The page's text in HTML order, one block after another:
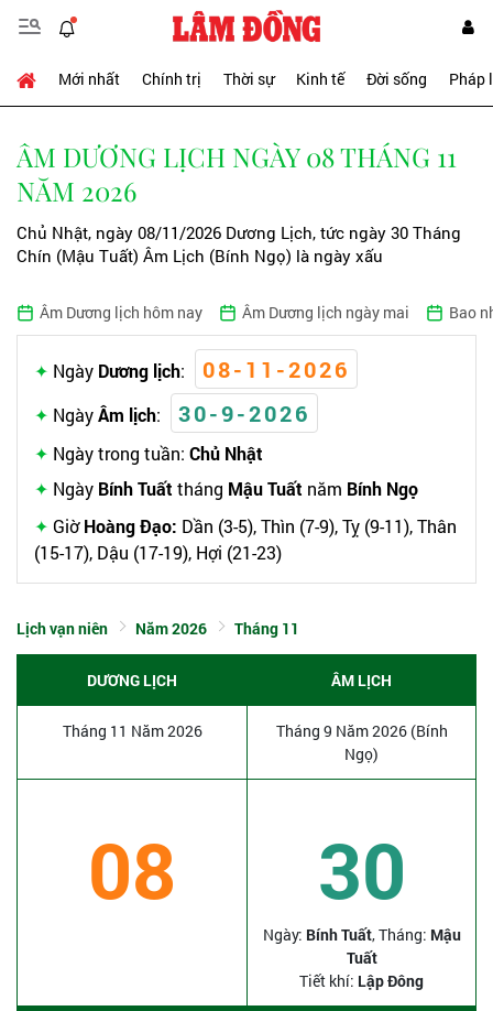
Mới nhất Chính trị Thời sự Kinh tế Đời sống Pháp
ÂM DƯƠNG LỊCH NGÀY 08 THÁNG 11
NĂM 2026
Chủ Nhật, ngày 08/11/2026 Dương Lịch, tức ngày 30 Tháng
Chín (Mậu Tuất) Âm Lịch (Bính Ngọ) là ngày xấu
Âm Dương lịch hôm nay Âm Dương lịch ngày mai Bao
Ngày Dương lịch: 08-11-2026
NgàyÂm lịch: 30-9-2026
Ngày trong tuần: Chủ Nhật
Ngày Bính Tuất tháng Mậu Tuất năm Bính Ngọ
GiờHoàng Đạo: Dần (3-5), Thìn (7-9), Tỵ (9-11), Thân
(15-17), Dậu (17-19), Hợi (21-23)
Lịch vạn niên Năm 2026 Tháng 11
DƯƠNG LỊCH ÂM LỊCH
Tháng 11 Năm 2026
Tháng 9 Năm 2026 (Bính
Ngọ)
08 30
Ngày: Bính Tuất, Tháng: Mậu
Tuất
Tiết khí: Lập Đông